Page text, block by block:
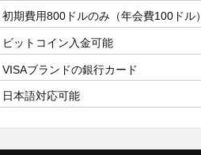
初期費用800ドルのみ（年会費100ドル）
ビットコイン入金可能
VISAブランドの銀行カード
日本語対応可能